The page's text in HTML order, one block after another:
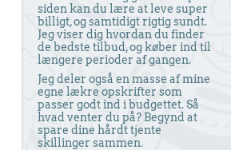
siden kan du lære at leve super
billigt, og samtidigt rigtig sundt.
Jeg viser dig hvordan du finder
de bedste tilbud, og køber ind til
længere perioder af gangen.
Jeg deler også en masse af mine
egne lækre opskrifter som
passer godt ind i budgettet. Så
hvad venter du på? Begynd at
spare dine hårdt tjente
skillinger sammen.